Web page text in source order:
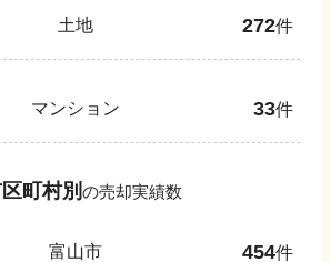
土地 272件
マンション 33件
町村別 の売却実績数
富山市 454件